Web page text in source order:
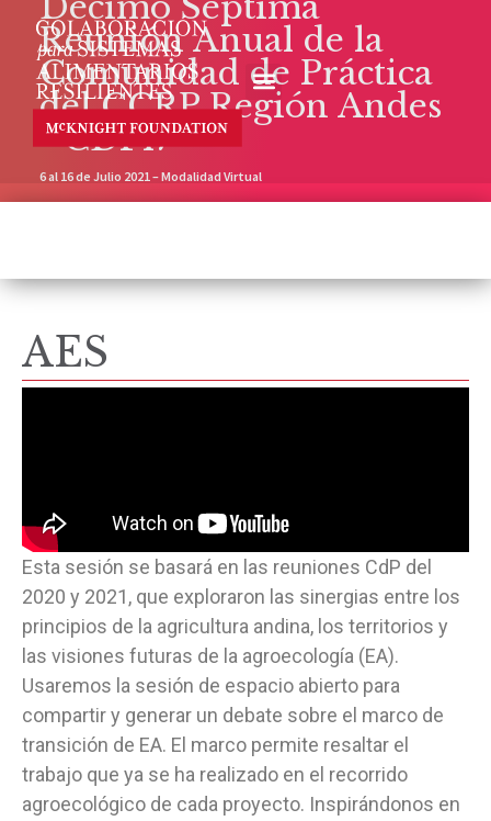
Reunión Anual de la
Comunidad de Práctica
del CCRP Región Andes
- CDP17
6 al 16 de Julio 2021 – Modalidad Virtual
AES
Esta sesión se basará en las reuniones CdP del
2020 y 2021, que exploraron las sinergias entre los
principios de la agricultura andina, los territorios y
las visiones futuras de la agroecología (EA).
Usaremos la sesión de espacio abierto para
compartir y generar un debate sobre el marco de
transición de EA. El marco permite resaltar el
trabajo que ya se ha realizado en el recorrido
agroecológico de cada proyecto. Inspirándonos en